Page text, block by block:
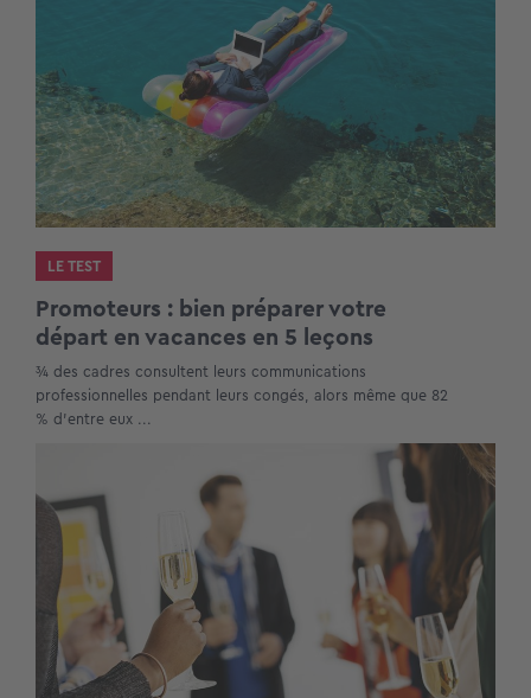
LE TEST
Promoteurs : bien préparer votre
départ en vacances en 5 leçons
¾ des cadres consultent leurs communications
professionnelles pendant leurs congés, alors même que 82
% d’entre eux ...